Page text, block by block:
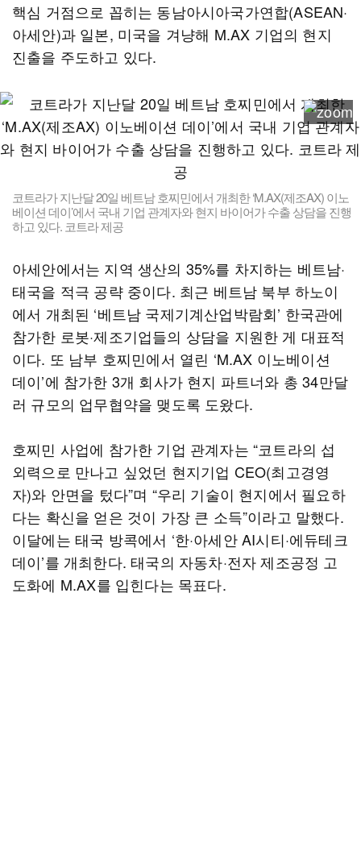
핵심 거점으로 꼽히는 동남아시아국가연합(ASEAN·
아세안)과 일본, 미국을 겨냥해 M.AX 기업의 현지
진출을 주도하고 있다.
코트라가 지난달 20일 베트남 호찌민에서 개최한 ‘M.AX(제조AX) 이노
베이션 데이’에서 국내 기업 관계자와 현지 바이어가 수출 상담을 진행
하고 있다. 코트라 제공
아세안에서는 지역 생산의 35%를 차지하는 베트남·
태국을 적극 공략 중이다. 최근 베트남 북부 하노이
에서 개최된 ‘베트남 국제기계산업박람회’ 한국관에
참가한 로봇·제조기업들의 상담을 지원한 게 대표적
이다. 또 남부 호찌민에서 열린 ‘M.AX 이노베이션
데이’에 참가한 3개 회사가 현지 파트너와 총 34만달
러 규모의 업무협약을 맺도록 도왔다.
호찌민 사업에 참가한 기업 관계자는 “코트라의 섭
외력으로 만나고 싶었던 현지기업 CEO(최고경영
자)와 안면을 텄다”며 “우리 기술이 현지에서 필요하
다는 확신을 얻은 것이 가장 큰 소득”이라고 말했다.
이달에는 태국 방콕에서 ‘한·아세안 AI시티·에듀테크
데이’를 개최한다. 태국의 자동차·전자 제조공정 고
도화에 M.AX를 입힌다는 목표다.